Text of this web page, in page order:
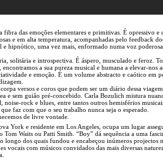
fibra das emoções elementares e primitivas. É opressivo
e em alta temperatura, acompanhadas pelo feedback
hipnótico, uma vez mais, enformado numa voz
solitária e introspectiva. É áspero, musculado e feroz.
a sua pureza musical e humana a elevar-nos
e emoção. É um volume abstracto e caótico em
versos e coros que podem ser um diário dessa
e sem guião pré-concebido. Carla Bozulich mistura
rock e blues, entre tantos outros hemisférios
faz com que o seu trabalho nunca seja o esperado.
de livre vontade.
York e residente em Los Angeles, ocupa um lugar
Waits ou Patti Smith. “Boy” dá sequência a uma
longo dos quais fundou e encabeçou inúmeros projectos
vocais com músicos convidados das mais diversas